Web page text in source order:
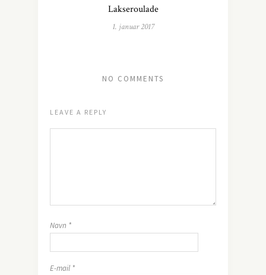
Lakseroulade
1. januar 2017
NO COMMENTS
LEAVE A REPLY
Navn *
E-mail *